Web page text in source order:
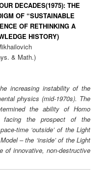
DECADES(1975): THE
OF “SUSTAINABLE
OF RETHINKING A
HISTORY)
& Math.)
increasing instability of the
physics (mid-1970s). The
the ability of Homo
the prospect of the
time ‘outside’ of the Light
– the ‘inside’ of the Light
of innovative, non-destructive